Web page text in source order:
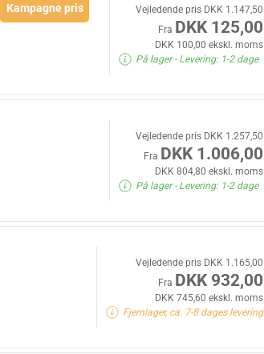
Kampagne pris
Vejledende pris DKK 1.147,50
Fra DKK 125,00
DKK 100,00 ekskl. moms
På lager- Levering: 1-2 dage
Vejledende pris DKK 1.257,50
Fra DKK 1.006,00
DKK 804,80 ekskl. moms
På lager- Levering: 1-2 dage
Vejledende pris DKK 1.165,00
Fra DKK 932,00
DKK 745,60 ekskl. moms
Fjernlager, ca. 7-8 dages levering